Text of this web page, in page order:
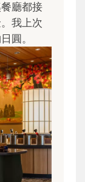
廳都接
我上次
圓。